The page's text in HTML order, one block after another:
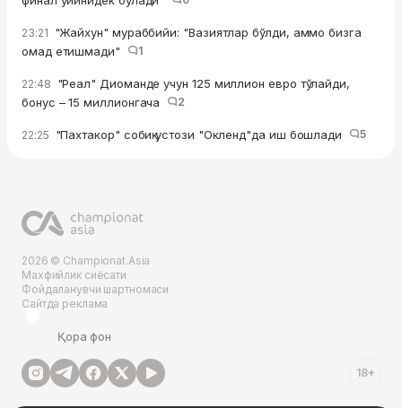
23:21 "Жайхун" мураббийи: "Вазиятлар бўлди, аммо бизга
омад етишмади"
1
22:48 "Реал" Диоманде учун 125 миллион евро тўлайди,
бонус – 15 миллионгача
2
22:25 "Пахтакор" собиқ устози "Окленд"да иш бошлади 5
2026 © Championat.Asia
Махфийлик сиёсати
Фойдаланувчи шартномаси
Сайтда реклама
Қора фон
18+